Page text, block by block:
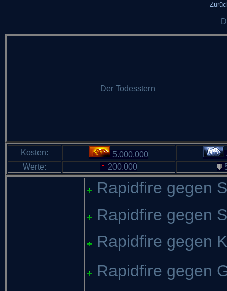
Der Todesstern
Kosten: 5.000.000
Werte:
200.000
Rapidfire gegen
Rapidfire gegen
Rapidfire gegen
Rapidfire gegen